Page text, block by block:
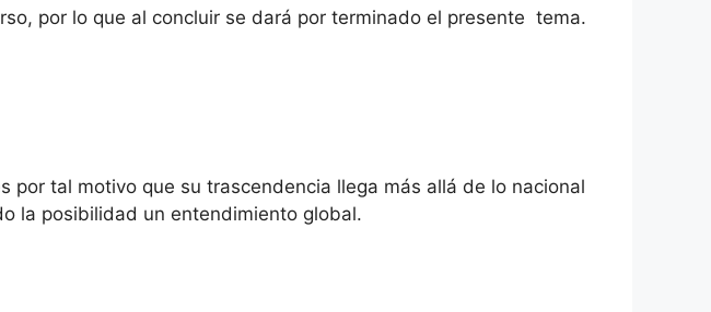
por lo que al concluir se dará por terminado el presente tema.
tal motivo que su trascendencia llega más allá de lo nacional
la posibilidad un entendimiento global.